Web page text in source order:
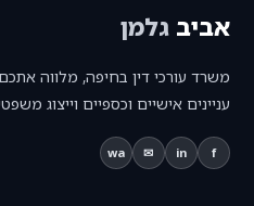
אביבגלמן
משרד עורכי דין בחיפה, מלווה
עניינים אישיים וכספיים וייצוג
f
in
✉
wa